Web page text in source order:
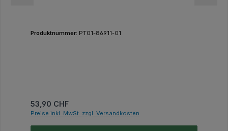
Produktnummer: PT01-86911-01
Regulärer Preis:
53,90 CHF
Preise inkl. MwSt. zzgl. Versandkosten